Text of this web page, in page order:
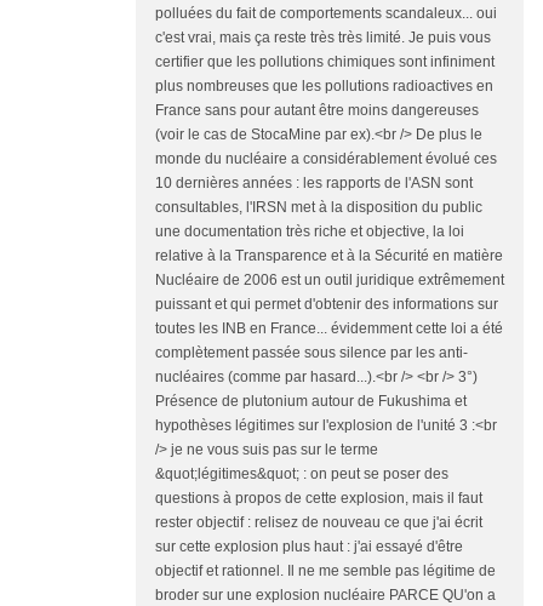
polluées du fait de comportements scandaleux... oui
c'est vrai, mais ça reste très très limité. Je puis vous
certifier que les pollutions chimiques sont infiniment
plus nombreuses que les pollutions radioactives en
France sans pour autant être moins dangereuses
(voir le cas de StocaMine par ex).<br /> De plus le
monde du nucléaire a considérablement évolué ces
10 dernières années : les rapports de l'ASN sont
consultables, l'IRSN met à la disposition du public
une documentation très riche et objective, la loi
relative à la Transparence et à la Sécurité en matière
Nucléaire de 2006 est un outil juridique extrêmement
puissant et qui permet d'obtenir des informations sur
toutes les INB en France... évidemment cette loi a été
complètement passée sous silence par les anti-
nucléaires (comme par hasard...).<br /> <br /> 3°)
Présence de plutonium autour de Fukushima et
hypothèses légitimes sur l'explosion de l'unité 3 :<br
/> je ne vous suis pas sur le terme
&quot;légitimes&quot; : on peut se poser des
questions à propos de cette explosion, mais il faut
rester objectif : relisez de nouveau ce que j'ai écrit
sur cette explosion plus haut : j'ai essayé d'être
objectif et rationnel. Il ne me semble pas légitime de
broder sur une explosion nucléaire PARCE QU'on a